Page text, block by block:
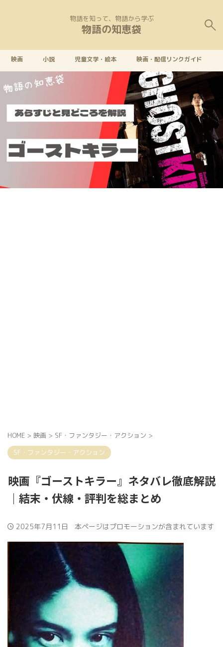
物語を知って、物語から学ぶ
物語の知恵袋
映画 小説 児童文学・絵本 映画・配信リンクガイド
HOME > 映画 > SF・ファンタジー・アクション >
SF・ファンタジー・アクション
映画『ゴーストキラー』ネタバレ徹底解説
｜結末・伏線・評判を総まとめ
2025年7月11日 本ページはプロモーションが含まれています